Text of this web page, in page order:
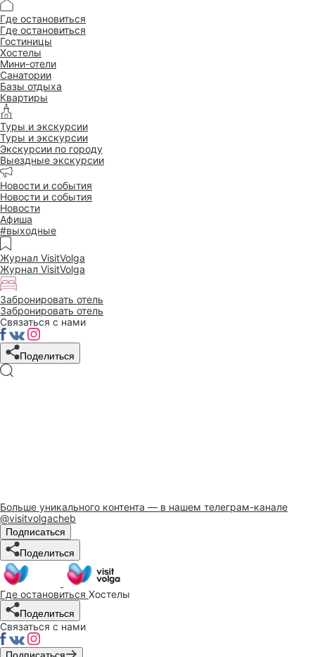
Где остановиться
Где остановиться
Гостиницы
Хостелы
Мини-отели
Санатории
Базы отдыха
Квартиры
Туры и экскурсии
Туры и экскурсии
Экскурсии по городу
Выездные экскурсии
Новости и события
Новости и события
Новости
Афиша
#выходные
Журнал VisitVolga
Журнал VisitVolga
Забронировать отель
Забронировать отель
Связаться с нами
Поделиться
Больше уникального контента — в нашем телеграм-канале
@visitvolgacheb
Подписаться
Поделиться
Где остановиться Хостелы
Поделиться
Связаться с нами